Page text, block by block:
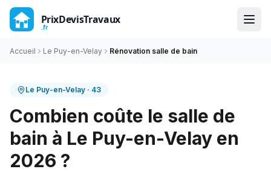
Accueil Le Puy-en-Velay Rénovation salle de bain
Le Puy-en-Velay · 43
Combien coûte le salle de
bain à Le Puy-en-Velay en
2026 ?